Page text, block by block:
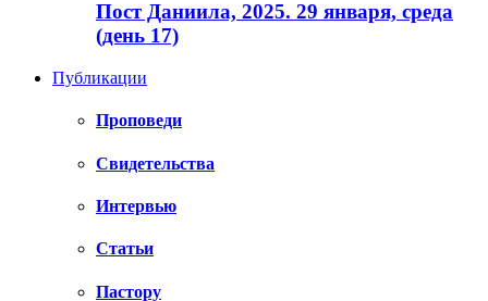
Пост Даниила, 2025. 29 января, среда
(день 17)
Публикации
Проповеди
Свидетельства
Интервью
Статьи
Пастору